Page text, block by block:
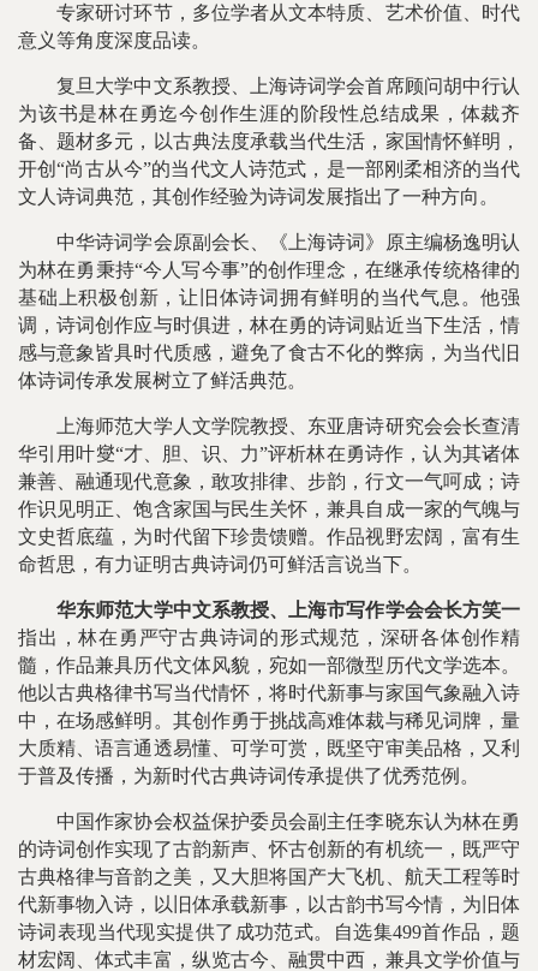
专家研讨环节，多位学者从文本特质、艺术价值、时代
意义等角度深度品读。
复旦大学中文系教授、上海诗词学会首席顾问胡中行认
为该书是林在勇迄今创作生涯的阶段性总结成果，体裁齐
备、题材多元，以古典法度承载当代生活，家国情怀鲜明，
开创“尚古从今”的当代文人诗范式，是一部刚柔相济的当代
文人诗词典范，其创作经验为诗词发展指出了一种方向。
中华诗词学会原副会长、《上海诗词》原主编杨逸明认
为林在勇秉持“今人写今事”的创作理念，在继承传统格律的
基础上积极创新，让旧体诗词拥有鲜明的当代气息。他强
调，诗词创作应与时俱进，林在勇的诗词贴近当下生活，情
感与意象皆具时代质感，避免了食古不化的弊病，为当代旧
体诗词传承发展树立了鲜活典范。
上海师范大学人文学院教授、东亚唐诗研究会会长查清
华引用叶燮“才、胆、识、力”评析林在勇诗作，认为其诸体
兼善、融通现代意象，敢攻排律、步韵，行文一气呵成；诗
作识见明正、饱含家国与民生关怀，兼具自成一家的气魄与
文史哲底蕴，为时代留下珍贵馈赠。作品视野宏阔，富有生
命哲思，有力证明古典诗词仍可鲜活言说当下。
华东师范大学中文系教授、上海市写作学会会长方笑一
指出，林在勇严守古典诗词的形式规范，深研各体创作精
髓，作品兼具历代文体风貌，宛如一部微型历代文学选本。
他以古典格律书写当代情怀，将时代新事与家国气象融入诗
中，在场感鲜明。其创作勇于挑战高难体裁与稀见词牌，量
大质精、语言通透易懂、可学可赏，既坚守审美品格，又利
于普及传播，为新时代古典诗词传承提供了优秀范例。
中国作家协会权益保护委员会副主任李晓东认为林在勇
的诗词创作实现了古韵新声、怀古创新的有机统一，既严守
古典格律与音韵之美，又大胆将国产大飞机、航天工程等时
代新事物入诗，以旧体承载新事，以古韵书写今情，为旧体
诗词表现当代现实提供了成功范式。自选集499首作品，题
材宏阔、体式丰富，纵览古今、融贯中西，兼具文学价值与